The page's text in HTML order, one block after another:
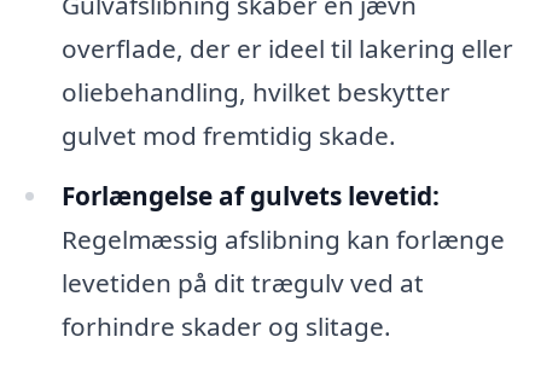
overflade, der er ideel til lakering eller
oliebehandling, hvilket beskytter
gulvet mod fremtidig skade.
Forlængelse af gulvets levetid:
Regelmæssig afslibning kan forlænge
levetiden på dit trægulv ved at
forhindre skader og slitage.